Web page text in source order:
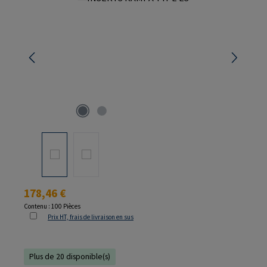
Prix régulier :
178,46 €
Contenu : 100 Pièces
Prix HT, frais de livraison en sus
Plus de 20 disponible(s)